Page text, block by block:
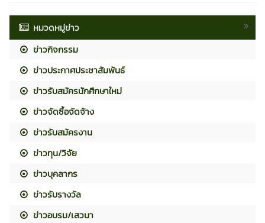
หมวดหมู่ข่าว
ข่าวกิจกรรม
ข่าวประกาศประชาสัมพันธ์
ข่าวรับสมัครนักศึกษาใหม่
ข่าวจัดซื้อจัดจ้าง
ข่าวรับสมัครงาน
ข่าวทุน/วิจัย
ข่าวบุคลากร
ข่าวรับรางวัล
ข่าวอบรม/เสวนา